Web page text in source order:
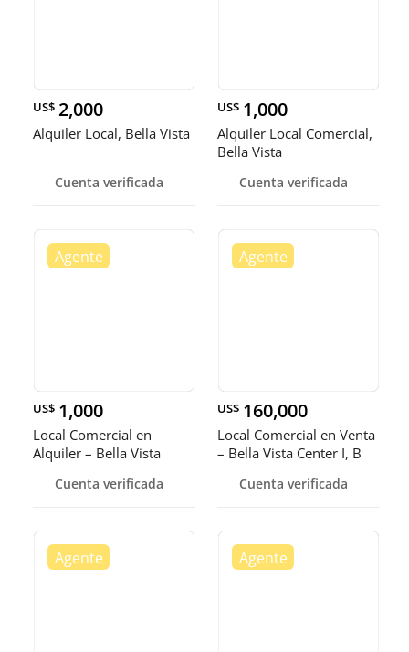
US$ 2,000
Alquiler Local, Bella Vista
Cuenta verificada
US$ 1,000
Alquiler Local Comercial,
Bella Vista
Cuenta verificada
US$ 1,000
Local Comercial en
Alquiler – Bella Vista
Cuenta verificada
US$ 160,000
Local Comercial en Venta
– Bella Vista Center I, B
Cuenta verificada